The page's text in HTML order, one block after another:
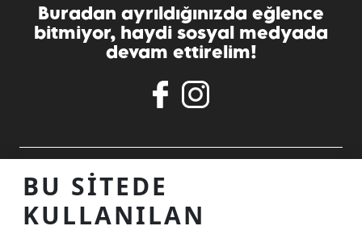
Buradan ayrıldığınızda eğlence
bitmiyor, haydi sosyal medyada
devam ettirelim!
ALIŞVERIŞ MERKEZINIZ
TEMASTA OLALIM
BU SITEDE
KULLANILAN